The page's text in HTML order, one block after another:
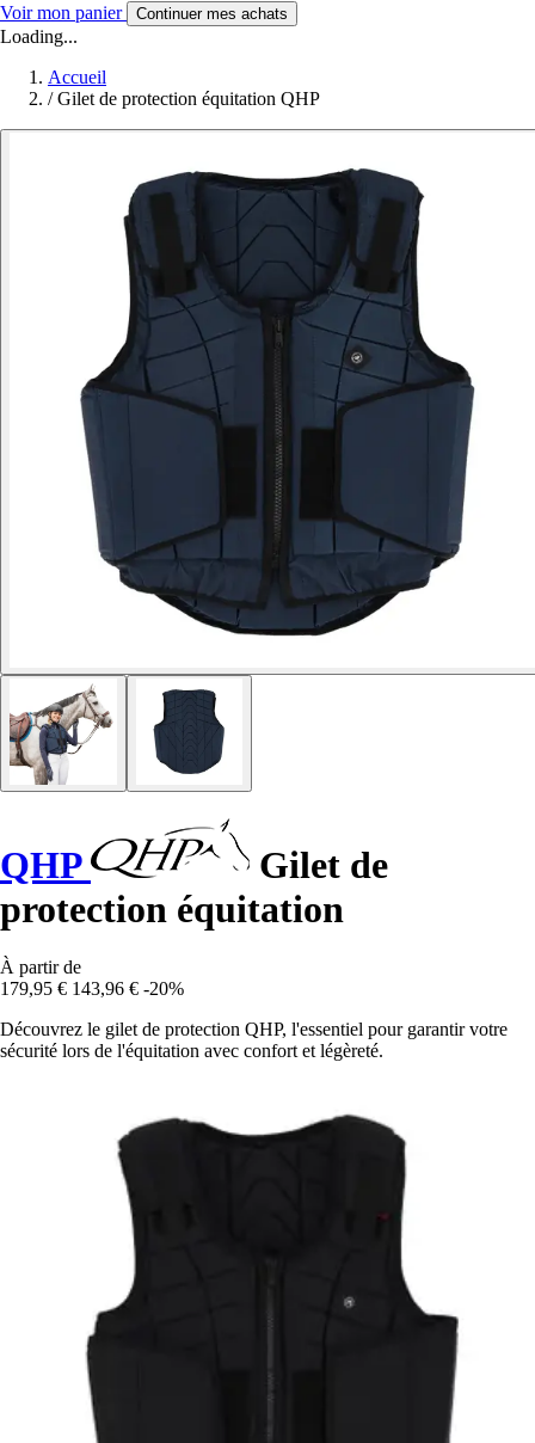
Voir mon panier Continuer mes achats
Loading...
Accueil
/ Gilet de protection équitation QHP
QHP
Gilet de
protection équitation
À partir de
179,95 € 143,96 € -20%
Découvrez le gilet de protection QHP, l'essentiel pour garantir votre
sécurité lors de l'équitation avec confort et légèreté.